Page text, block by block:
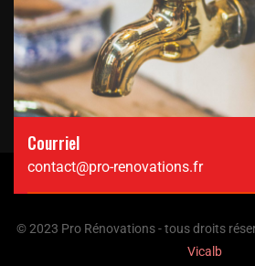
Courriel
contact@pro-renovations.fr
© 2023 Pro Rénovations - tous droits
Vicalb